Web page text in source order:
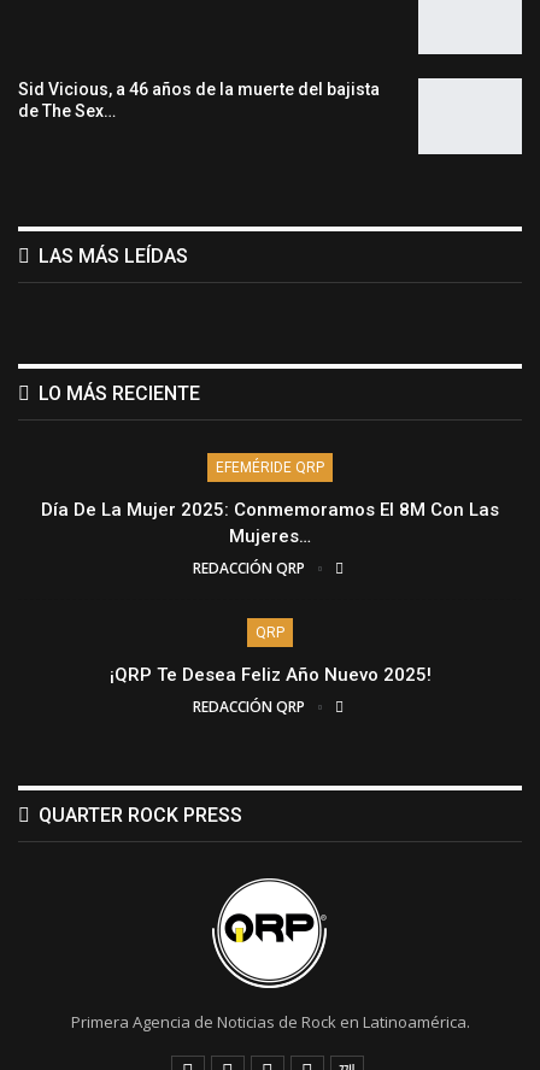
Sid Vicious, a 46 años de la muerte del bajista
de The Sex…
LAS MÁS LEÍDAS
LO MÁS RECIENTE
EFEMÉRIDE QRP
Día De La Mujer 2025: Conmemoramos El 8M Con Las
Mujeres…
REDACCIÓN QRP
QRP
¡QRP Te Desea Feliz Año Nuevo 2025!
REDACCIÓN QRP
QUARTER ROCK PRESS
Primera Agencia de Noticias de Rock en Latinoamérica.